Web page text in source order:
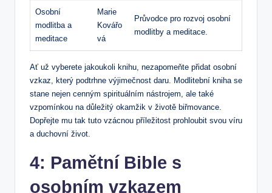
Osobní
modlitba a
meditace
Marie
Kovářo
vá
Průvodce pro rozvoj osobní
modlitby a meditace.
Ať už vyberete ⁤jakoukoli knihu, nezapomeňte přidat osobní
vzkaz, ​který‌ podtrhne výjimečnost daru. Modlitební kniha se
stane ⁢nejen cenným spirituálním nástrojem, ale také
vzpomínkou na důležitý okamžik v životě biřmovance.
Dopřejte mu tak tuto vzácnou⁣ příležitost prohloubit svou ⁣víru
a duchovní ⁢život.
4: Pamětní Bible s⁤
osobním vzkazem